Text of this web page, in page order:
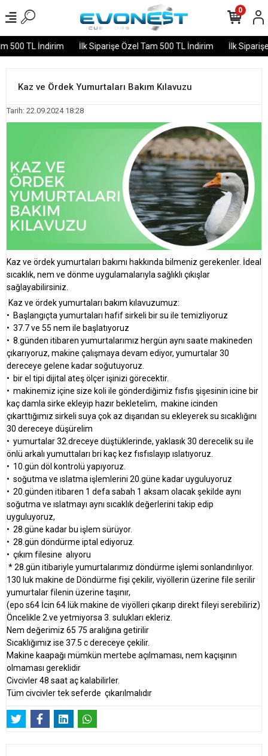
500 TL İndirim İlk Siparişe Özel Tam 500 TL İndirim İlk
0
Kaz ve Ördek Yumurtaları Bakım Kılavuzu
Tarih: 22.09.2024 18:28
Kaz ve ördek yumurtaları bakımı hakkında bilmeniz gerekenler. İdeal
sıcaklık, nem ve dönme uygulamalarıyla sağlıklı çıkışlar
sağlayabilirsiniz.
Kaz ve ördek yumurtaları bakım kılavuzumuz:
•⁠ ⁠Başlangıçta yumurtaları hafif sirkeli bir su ile temizliyoruz
•⁠ ⁠37.7 ve 55 nem ile başlatıyoruz
•⁠ ⁠8.günden itibaren yumurtalarımız hergün aynı saate makineden
çıkarıyoruz, makine çalışmaya devam ediyor, yumurtalar 30
dereceye gelene kadar soğutuyoruz.
•⁠ ⁠bir el tipi dijital ateş ölçer işinizi görecektir.
•⁠ ⁠makinemiz içine size koli ile gönderdiğimiz fısfıs şişesinin icine bir
kaç damla sirke ekleyip hazır bekletelim, makine icinden
çıkarttığımız sirkeli suya çok az dışarıdan su ekleyerek su sıcaklığını
30 dereceye düşürelim
•⁠ ⁠yumurtalar 32.dreceye düştüklerinde, yaklasık 30 derecelik su ile
önlü arkalı yumuttaları bri kaç kez fısfıslayıp ıslatıyoruz.
•⁠ ⁠10.gün döl kontrolü yapıyoruz.
•⁠ ⁠soğutma ve ıslatma işlemlerini 20.güne kadar uyguluyoruz
•⁠ ⁠20.günden itibaren 1 defa sabah 1 aksam olacak şekilde aynı
soğutma ve ıslatmayı aynı sıcaklık değerlerini takip edip
uyguluyoruz,
•⁠ ⁠28.güne kadar bu işlem sürüyor.
•⁠ ⁠28.gün döndürme iptal ediyoruz.
•⁠ ⁠çıkım filesine alıyoru
* 28.gün itibariyle yumurtalarımız döndürme işlemi sonlandırılıyor.
130 luk makine de Döndürme fişi çekilir, viyöllerin üzerine file serilir
yumurtalar filenin üzerine taşınır,
(epo s64 İcin 64 lük makine de viyölleri çıkarıp direkt fileyi serebiliriz)
Öncelikle 2.ve yetmiyorsa 3. sulukları ekleriz.
Nem değerimiz 65 75 aralığına getirilir
Sıcaklığımız ise 37.5 c dereceye çekilir.
Makine kaapağı mümkün mertebe açılmaması, nem kaçışının
olmaması gereklidir
Civcivler 48 saat aç kalabilirler.
Tüm civcivler tek seferde çıkarılmalıdır